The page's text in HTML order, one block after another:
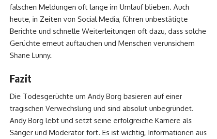
falschen Meldungen oft lange im Umlauf blieben. Auch
heute, in Zeiten von Social Media, führen unbestätigte
Berichte und schnelle Weiterleitungen oft dazu, dass solche
Gerüchte erneut auftauchen und Menschen verunsichern
Shane Lunny.
Fazit
Die Todesgerüchte um Andy Borg basieren auf einer
tragischen Verwechslung und sind absolut unbegründet.
Andy Borg lebt und setzt seine erfolgreiche Karriere als
Sänger und Moderator fort. Es ist wichtig, Informationen aus